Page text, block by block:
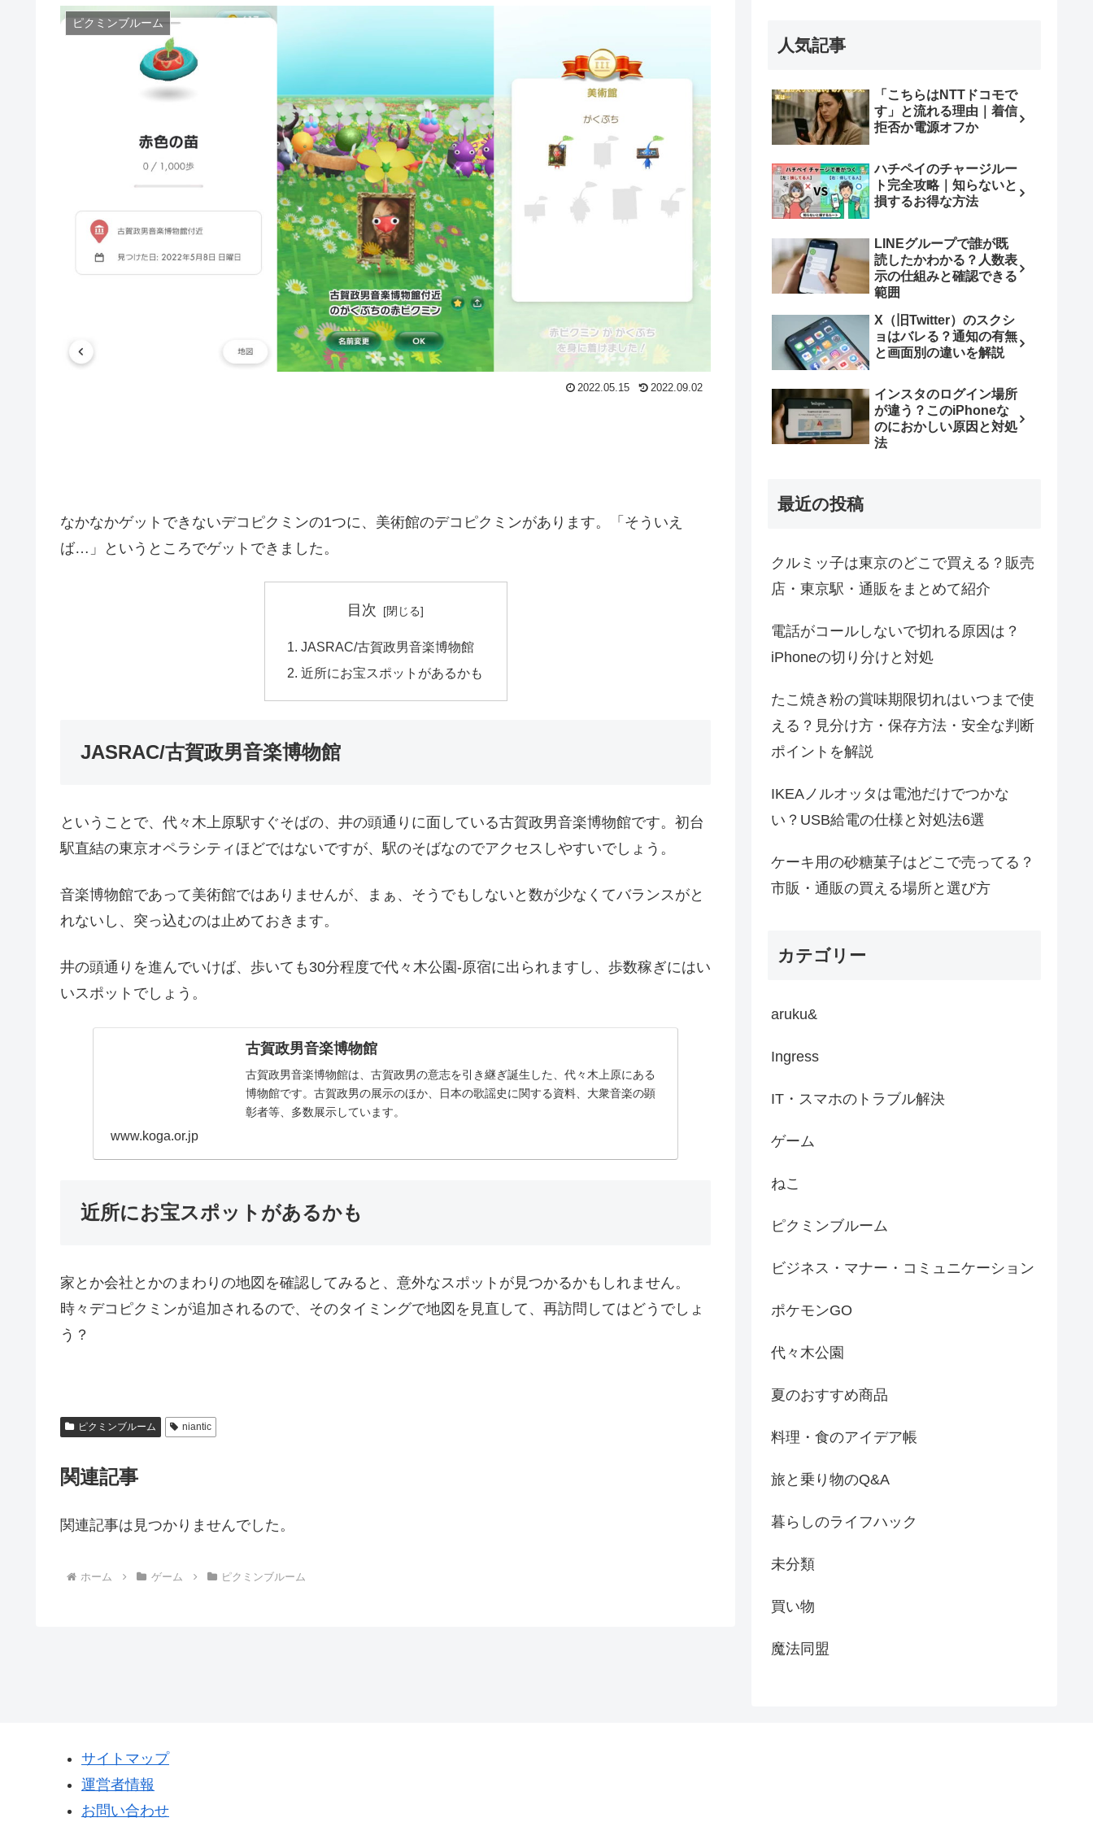
ピクミンブルーム
2022.05.15 2022.09.02
なかなかゲットできないデコピクミンの1つに、美術館のデコピクミンがあります。「そういえ
ば…」というところでゲットできました。
目次
JASRAC/古賀政男音楽博物館
近所にお宝スポットがあるかも
JASRAC/古賀政男音楽博物館
ということで、代々木上原駅すぐそばの、井の頭通りに面している古賀政男音楽博物館です。初台
駅直結の東京オペラシティほどではないですが、駅のそばなのでアクセスしやすいでしょう。
音楽博物館であって美術館ではありませんが、まぁ、そうでもしないと数が少なくてバランスがと
れないし、突っ込むのは止めておきます。
井の頭通りを進んでいけば、歩いても30分程度で代々木公園-原宿に出られますし、歩数稼ぎにはい
いスポットでしょう。
古賀政男音楽博物館
古賀政男音楽博物館は、古賀政男の意志を引き継ぎ誕生した、代々木上原にある
博物館です。古賀政男の展示のほか、日本の歌謡史に関する資料、大衆音楽の顕
彰者等、多数展示しています。
www.koga.or.jp
近所にお宝スポットがあるかも
家とか会社とかのまわりの地図を確認してみると、意外なスポットが見つかるかもしれません。
時々デコピクミンが追加されるので、そのタイミングで地図を見直して、再訪問してはどうでしょ
う？
ピクミンブルーム niantic
関連記事
関連記事は見つかりませんでした。
ホーム ゲーム ピクミンブルーム
人気記事
「こちらはNTTドコモで
す」と流れる理由｜着信
拒否か電源オフか
ハチペイのチャージルー
ト完全攻略｜知らないと
損するお得な方法
LINEグループで誰が既
読したかわかる？人数表
示の仕組みと確認できる
範囲
X（旧Twitter）のスクシ
ョはバレる？通知の有無
と画面別の違いを解説
インスタのログイン場所
が違う？このiPhoneな
のにおかしい原因と対処
法
最近の投稿
クルミッ子は東京のどこで買える？販売
店・東京駅・通販をまとめて紹介
電話がコールしないで切れる原因は？
iPhoneの切り分けと対処
たこ焼き粉の賞味期限切れはいつまで使
える？見分け方・保存方法・安全な判断
ポイントを解説
IKEAノルオッタは電池だけでつかな
い？USB給電の仕様と対処法6選
ケーキ用の砂糖菓子はどこで売ってる？
市販・通販の買える場所と選び方
カテゴリー
aruku&
Ingress
IT・スマホのトラブル解決
ゲーム
ねこ
ピクミンブルーム
ビジネス・マナー・コミュニケーション
ポケモンGO
代々木公園
夏のおすすめ商品
料理・食のアイデア帳
旅と乗り物のQ&A
暮らしのライフハック
未分類
買い物
魔法同盟
サイトマップ
運営者情報
お問い合わせ